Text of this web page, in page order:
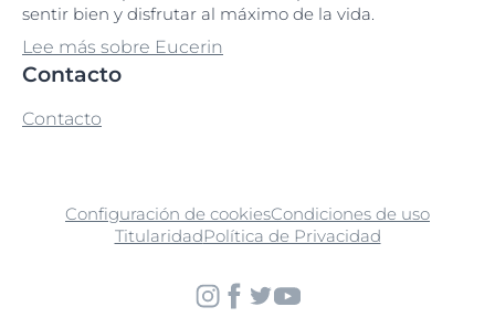
sentir bien y disfrutar al máximo de la vida.
Lee más sobre Eucerin
Contacto
Contacto
Configuración de cookiesCondiciones de uso
TitularidadPolítica de Privacidad